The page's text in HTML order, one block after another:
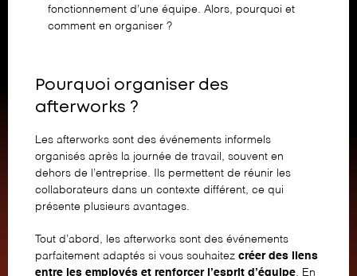
fonctionnement d’une équipe. Alors, pourquoi et
comment en organiser ?
Pourquoi organiser des
afterworks ?
Les afterworks sont des événements informels
organisés après la journée de travail, souvent en
dehors de l’entreprise. Ils permettent de réunir les
collaborateurs dans un contexte différent, ce qui
présente plusieurs avantages.
Tout d’abord, les afterworks sont des événements
parfaitement adaptés si vous souhaitez créer des liens
entre les employés et renforcer l’esprit d’équipe. En